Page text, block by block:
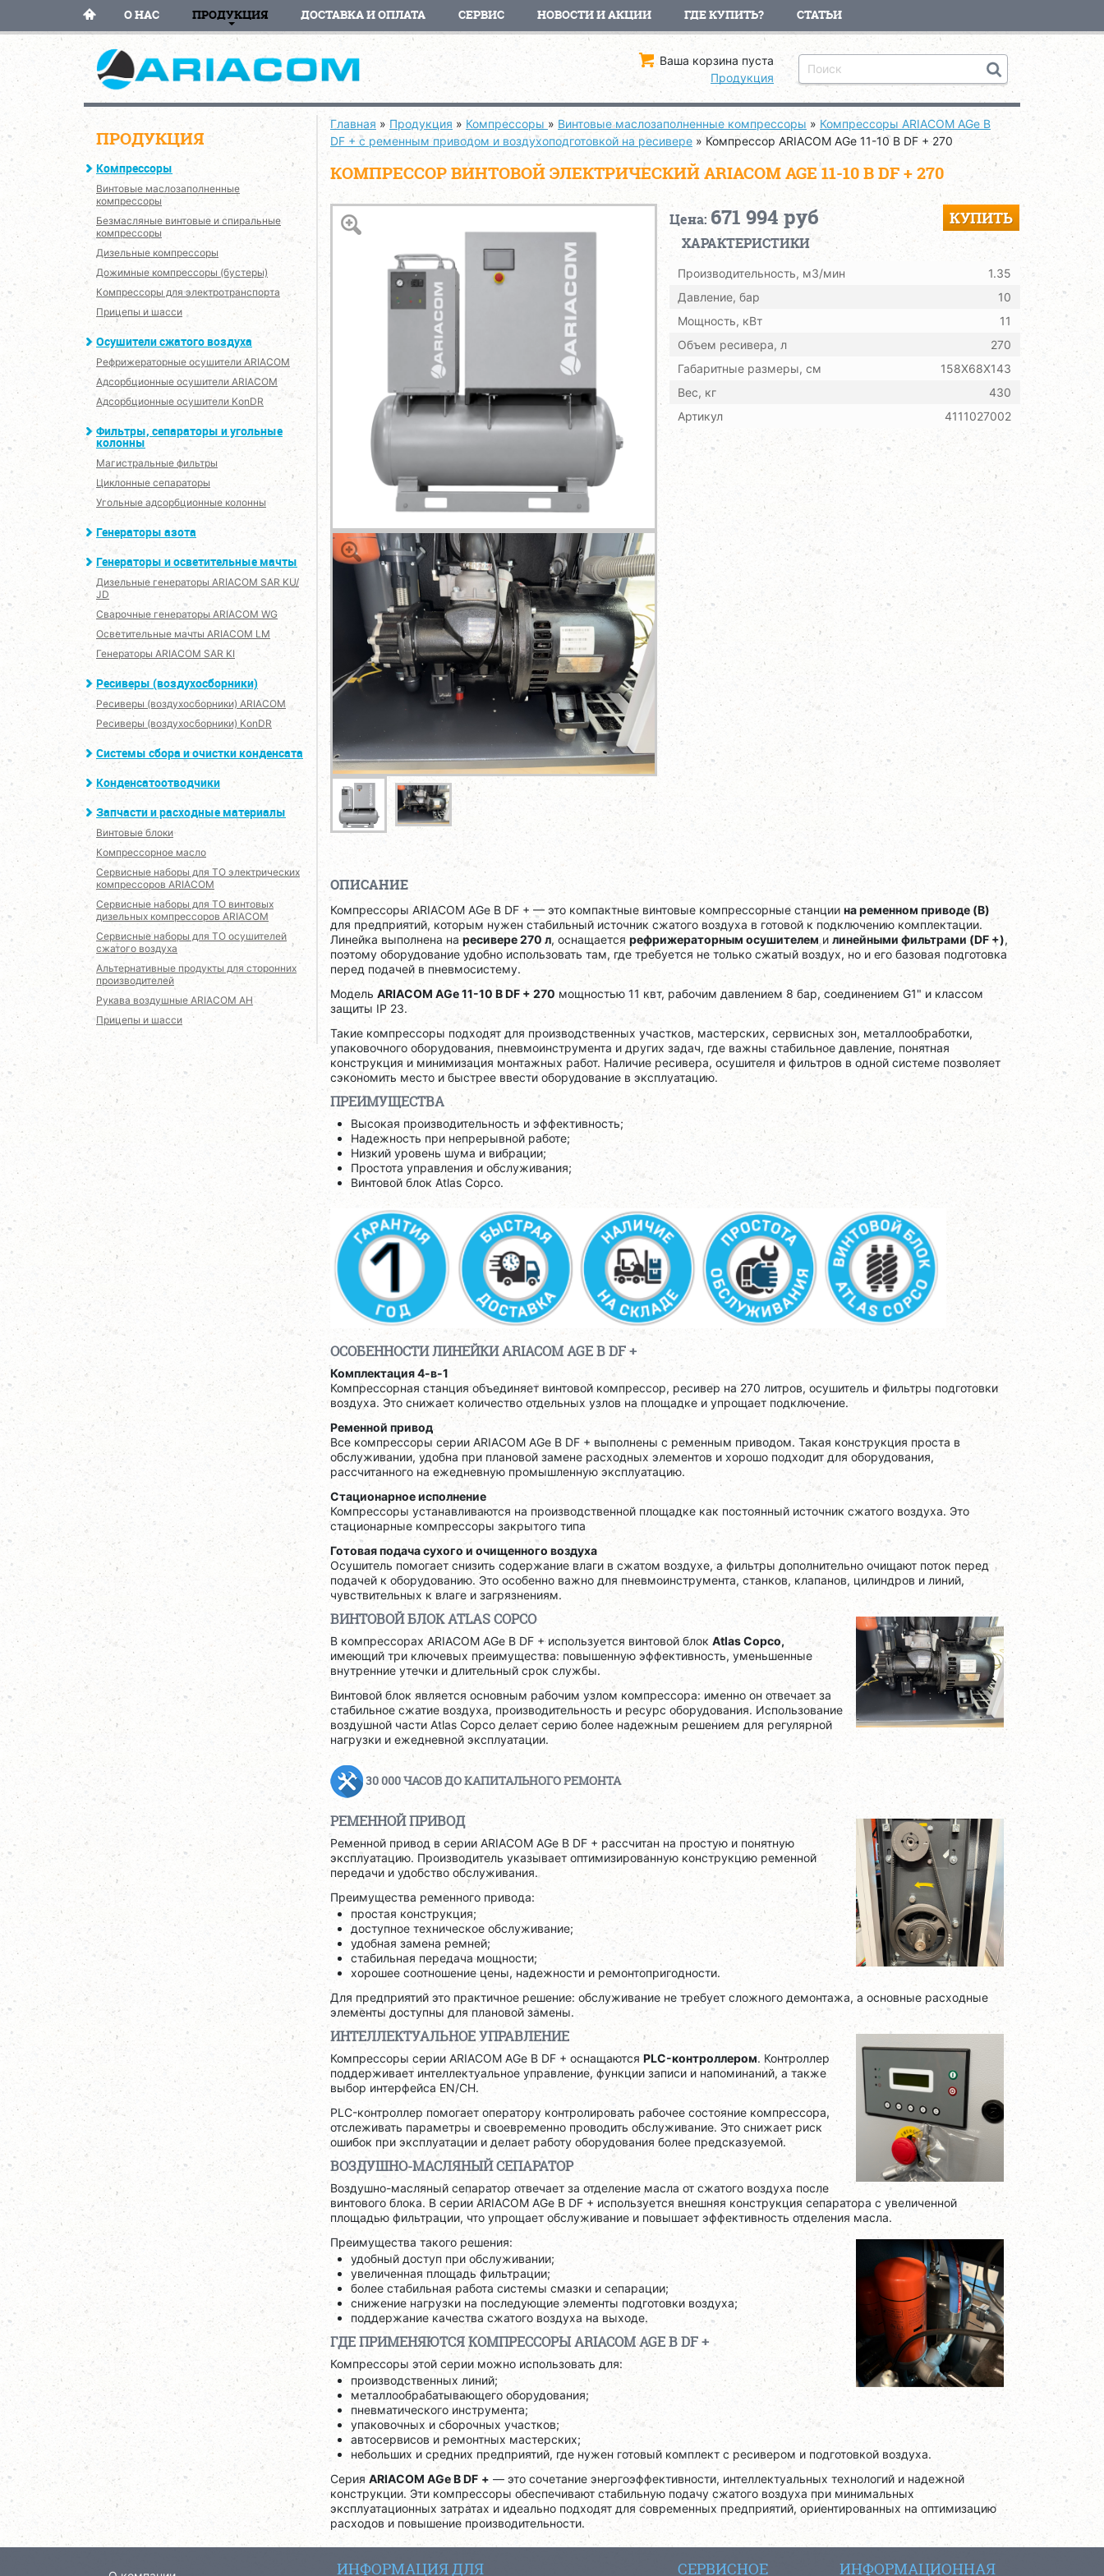
О НАС ПРОДУКЦИЯ ДОСТАВКА И ОПЛАТА СЕРВИС НОВОСТИ И АКЦИИ ГДЕ КУПИТЬ? СТАТЬИ
Ваша корзина пуста
Продукция
ПРОДУКЦИЯ
Компрессоры
Винтовые маслозаполненные
компрессоры
Безмасляные винтовые и спиральные
компрессоры
Дизельные компрессоры
Дожимные компрессоры (бустеры)
Компрессоры для электротранспорта
Прицепы и шасси
Осушители сжатого воздуха
Рефрижераторные осушители ARIACOM
Адсорбционные осушители ARIACOM
Адсорбционные осушители KonDR
Фильтры, сепараторы и угольные
колонны
Магистральные фильтры
Циклонные сепараторы
Угольные адсорбционные колонны
Генераторы азота
Генераторы и осветительные мачты
Дизельные генераторы ARIACOM SAR KU/
JD
Сварочные генераторы ARIACOM WG
Осветительные мачты ARIACOM LM
Генераторы ARIACOM SAR KI
Ресиверы (воздухосборники)
Ресиверы (воздухосборники) ARIACOM
Ресиверы (воздухосборники) KonDR
Системы сбора и очистки конденсата
Конденсатоотводчики
Запчасти и расходные материалы
Винтовые блоки
Компрессорное масло
Сервисные наборы для ТО электрических
компрессоров ARIACOM
Сервисные наборы для ТО винтовых
дизельных компрессоров ARIACOM
Сервисные наборы для ТО осушителей
сжатого воздуха
Альтернативные продукты для сторонних
производителей
Рукава воздушные ARIACOM AH
Прицепы и шасси
Главная » Продукция » Компрессоры » Винтовые маслозаполненные компрессоры » Компрессоры ARIACOM AGe B
DF + с ременным приводом и воздухоподготовкой на ресивере »Компрессор ARIACOM AGe 11-10 B DF + 270
КОМПРЕССОР ВИНТОВОЙ ЭЛЕКТРИЧЕСКИЙ ARIACOM AGE 11-10 B DF + 270
Цена: 671 994 руб КУПИТЬ
ХАРАКТЕРИСТИКИ
Производительность, м3/мин
1.35
Давление, бар
10
Мощность, кВт
11
Объем ресивера, л
270
Габаритные размеры, см
158Х68Х143
Вес, кг
430
Артикул
4111027002
ОПИСАНИЕ
Компрессоры ARIACOM AGe B DF + — это компактные винтовые компрессорные станции на ременном приводе (B)
для предприятий, которым нужен стабильный источник сжатого воздуха в готовой к подключению комплектации.
Линейка выполнена наресивере 270 л, оснащается рефрижераторным осушителем и линейными фильтрами (DF +),
поэтому оборудование удобно использовать там, где требуется не только сжатый воздух, но и его базовая подготовка
перед подачей в пневмосистему.
Модель ARIACOM AGe 11-10 B DF + 270 мощностью 11 квт, рабочим давлением 8 бар, соединением G1" и классом
защиты IP 23.
Такие компрессоры подходят для производственных участков, мастерских, сервисных зон, металлообработки,
упаковочного оборудования, пневмоинструмента и других задач, где важны стабильное давление, понятная
конструкция и минимизация монтажных работ. Наличие ресивера, осушителя и фильтров в одной системе позволяет
сэкономить место и быстрее ввести оборудование в эксплуатацию.
ПРЕИМУЩЕСТВА
Высокая производительность и эффективность;
Надежность при непрерывной работе;
Низкий уровень шума и вибрации;
Простота управления и обслуживания;
Винтовой блок Atlas Copco.
ОСОБЕННОСТИ ЛИНЕЙКИ ARIACOM AGE B DF +
Комплектация 4-в-1
Компрессорная станция объединяет винтовой компрессор, ресивер на 270 литров, осушитель и фильтры подготовки
воздуха. Это снижает количество отдельных узлов на площадке и упрощает подключение.
Ременной привод
Все компрессоры серии ARIACOM AGe B DF + выполнены с ременным приводом. Такая конструкция проста в
обслуживании, удобна при плановой замене расходных элементов и хорошо подходит для оборудования,
рассчитанного на ежедневную промышленную эксплуатацию.
Стационарное исполнение
Компрессоры устанавливаются на производственной площадке как постоянный источник сжатого воздуха. Это
стационарные компрессоры закрытого типа
Готовая подача сухого и очищенного воздуха
Осушитель помогает снизить содержание влаги в сжатом воздухе, а фильтры дополнительно очищают поток перед
подачей к оборудованию. Это особенно важно для пневмоинструмента, станков, клапанов, цилиндров и линий,
чувствительных к влаге и загрязнениям.
ВИНТОВОЙ БЛОК ATLAS COPCO
В компрессорах ARIACOM AGe B DF + используется винтовой блок Atlas Copco,
имеющий три ключевых преимущества: повышенную эффективность, уменьшенные
внутренние утечки и длительный срок службы.
Винтовой блок является основным рабочим узлом компрессора: именно он отвечает за
стабильное сжатие воздуха, производительность и ресурс оборудования. Использование
воздушной части Atlas Copco делает серию более надежным решением для регулярной
нагрузки и ежедневной эксплуатации.
30 000 ЧАСОВ ДО КАПИТАЛЬНОГО РЕМОНТА
РЕМЕННОЙ ПРИВОД
Ременной привод в серии ARIACOM AGe B DF + рассчитан на простую и понятную
эксплуатацию. Производитель указывает оптимизированную конструкцию ременной
передачи и удобство обслуживания.
Преимущества ременного привода:
простая конструкция;
доступное техническое обслуживание;
удобная замена ремней;
стабильная передача мощности;
хорошее соотношение цены, надежности и ремонтопригодности.
Для предприятий это практичное решение: обслуживание не требует сложного демонтажа, а основные расходные
элементы доступны для плановой замены.
ИНТЕЛЛЕКТУАЛЬНОЕ УПРАВЛЕНИЕ
Компрессоры серии ARIACOM AGe B DF + оснащаются PLC-контроллером. Контроллер
поддерживает интеллектуальное управление, функции записи и напоминаний, а также
выбор интерфейса EN/CH.
PLC-контроллер помогает оператору контролировать рабочее состояние компрессора,
отслеживать параметры и своевременно проводить обслуживание. Это снижает риск
ошибок при эксплуатации и делает работу оборудования более предсказуемой.
ВОЗДУШНО-МАСЛЯНЫЙ СЕПАРАТОР
Воздушно-масляный сепаратор отвечает за отделение масла от сжатого воздуха после
винтового блока. В серии ARIACOM AGe B DF + используется внешняя конструкция сепаратора с увеличенной
площадью фильтрации, что упрощает обслуживание и повышает эффективность отделения масла.
Преимущества такого решения:
удобный доступ при обслуживании;
увеличенная площадь фильтрации;
более стабильная работа системы смазки и сепарации;
снижение нагрузки на последующие элементы подготовки воздуха;
поддержание качества сжатого воздуха на выходе.
ГДЕ ПРИМЕНЯЮТСЯ КОМПРЕССОРЫ ARIACOM AGE B DF +
Компрессоры этой серии можно использовать для:
производственных линий;
металлообрабатывающего оборудования;
пневматического инструмента;
упаковочных и сборочных участков;
автосервисов и ремонтных мастерских;
небольших и средних предприятий, где нужен готовый комплект с ресивером и подготовкой воздуха.
Серия ARIACOM AGe B DF + — это сочетание энергоэффективности, интеллектуальных технологий и надежной
конструкции. Эти компрессоры обеспечивают стабильную подачу сжатого воздуха при минимальных
эксплуатационных затратах и идеально подходят для современных предприятий, ориентированных на оптимизацию
расходов и повышение производительности.
ИНФОРМАЦИЯ ДЛЯ СЕРВИСНОЕ ИНФОРМАЦИОННАЯ